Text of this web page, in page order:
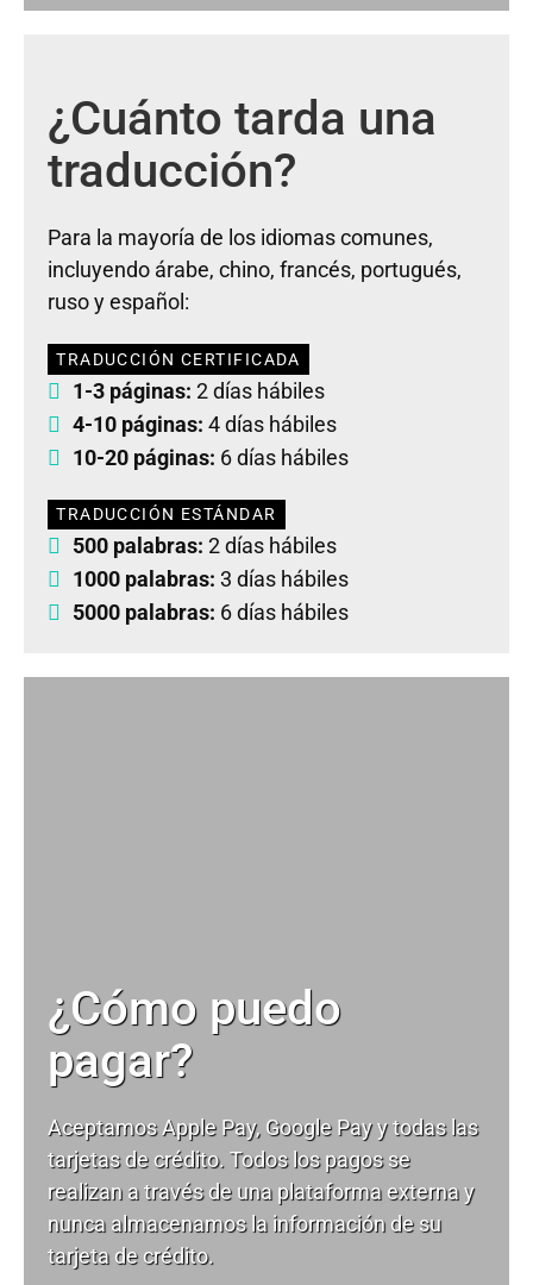
¿Cuánto tarda una
traducción?
Para la mayoría de los idiomas comunes,
incluyendo árabe, chino, francés, portugués,
ruso y español:
TRADUCCIÓN CERTIFICADA
1-3 páginas: 2 días hábiles
4-10 páginas: 4 días hábiles
10-20 páginas: 6 días hábiles
TRADUCCIÓN ESTÁNDAR
500 palabras: 2 días hábiles
1000 palabras: 3 días hábiles
5000 palabras: 6 días hábiles
¿Cómo puedo
pagar?
Aceptamos Apple Pay, Google Pay y todas las
tarjetas de crédito. Todos los pagos se
realizan a través de una plataforma externa y
nunca almacenamos la información de su
tarjeta de crédito.